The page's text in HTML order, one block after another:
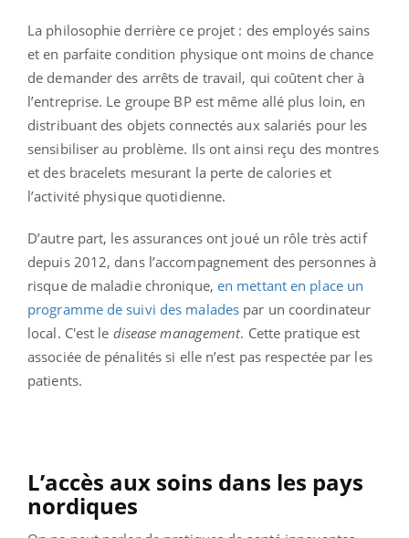
La philosophie derrière ce projet : des employés sains
et en parfaite condition physique ont moins de chance
de demander des arrêts de travail, qui coûtent cher à
l’entreprise. Le groupe BP est même allé plus loin, en
distribuant des objets connectés aux salariés pour les
sensibiliser au problème. Ils ont ainsi reçu des montres
et des bracelets mesurant la perte de calories et
l’activité physique quotidienne.
D’autre part, les assurances ont joué un rôle très actif
depuis 2012, dans l’accompagnement des personnes à
risque de maladie chronique, en mettant en place un
programme de suivi des malades par un coordinateur
local. C'est le disease management. Cette pratique est
associée de pénalités si elle n’est pas respectée par les
patients.
L’accès aux soins dans les pays
nordiques